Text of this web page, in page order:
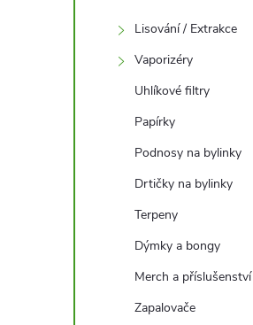
Lisování / Extrakce
Vaporizéry
Uhlíkové filtry
Papírky
Podnosy na bylinky
Drtičky na bylinky
Terpeny
Dýmky a bongy
Merch a příslušenství
Zapalovače